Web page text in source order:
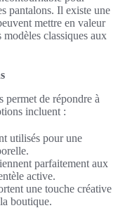
pantalons. Il existe une
mettre en valeur
classiques aux
permet de répondre à
incluent :
utilisés pour une
parfaitement aux
active.
une touche créative
boutique.